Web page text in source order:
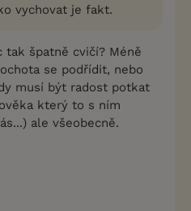
vychovat je fakt.
tak špatně cvičí? Méně
se podřídit, nebo
musí být radost potkat
který to s ním
ale všeobecně.